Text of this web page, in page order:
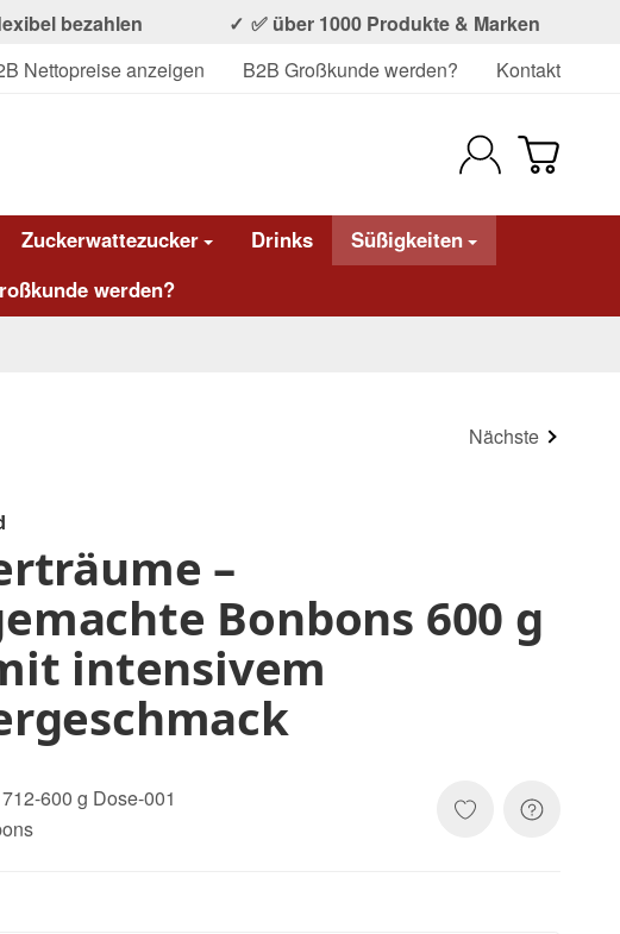
bezahlen
✅ über 1000 Produkte & Marken
Nettopreise anzeigen B2B Großkunde werden? Kontakt
Zuckerwattezucker Drinks
Süßigkeiten
werden?
Nächste
–
Bonbons 600 g
intensivem
712-600 g Dose-001